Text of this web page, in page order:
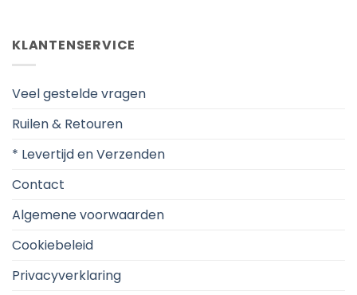
KLANTENSERVICE
Veel gestelde vragen
Ruilen & Retouren
* Levertijd en Verzenden
Contact
Algemene voorwaarden
Cookiebeleid
Privacyverklaring